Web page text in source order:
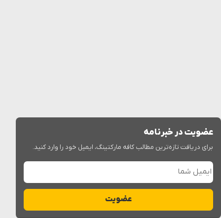
عضویت در خبرنامه
برای دریافت تازه‌ترین مطالب کافه مارکتینگ، ایمیل خود را وارد کنید.
ایمیل شما
عضویت